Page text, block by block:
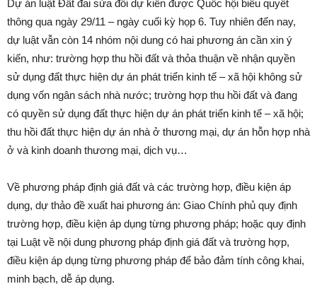
Dự án luật Đất đai sửa đổi dự kiến được Quốc hội biểu quyết
thông qua ngày 29/11 – ngày cuối kỳ họp 6. Tuy nhiên đến nay,
dự luật vẫn còn 14 nhóm nội dung có hai phương án cần xin ý
kiến, như: trường hợp thu hồi đất và thỏa thuận về nhận quyền
sử dụng đất thực hiện dự án phát triển kinh tế – xã hội không sử
dụng vốn ngân sách nhà nước; trường hợp thu hồi đất và đang
có quyền sử dụng đất thực hiện dự án phát triển kinh tế – xã hội;
thu hồi đất thực hiện dự án nhà ở thương mại, dự án hỗn hợp nhà
ở và kinh doanh thương mại, dịch vụ…
Về phương pháp định giá đất và các trường hợp, điều kiện áp
dụng, dự thảo đề xuất hai phương án: Giao Chính phủ quy định
trường hợp, điều kiện áp dụng từng phương pháp; hoặc quy định
tại Luật về nội dung phương pháp định giá đất và trường hợp,
điều kiện áp dụng từng phương pháp để bảo đảm tính công khai,
minh bạch, dễ áp dụng.